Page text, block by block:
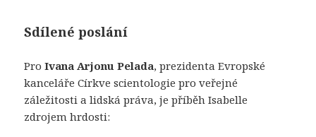
Sdílené poslání
ProIvana Arjonu Pelada, prezidenta Evropské
kanceláře Církve scientologie pro veřejné
záležitosti a lidská práva, je příběh Isabelle
zdrojem hrdosti: